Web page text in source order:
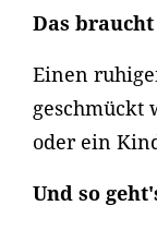
Das
Einen
geschmückt
oder ein
Und so